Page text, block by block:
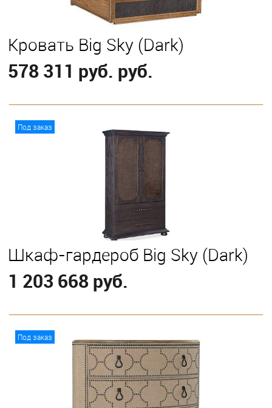
Кровать Big Sky (Dark)
578 311 руб. руб.
В корзину
Eastern King
Под заказ
Шкаф-гардероб Big Sky (Dark)
1 203 668 руб.
В корзину
Под заказ